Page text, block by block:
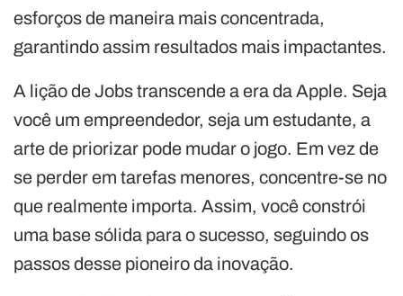
esforços de maneira mais concentrada,
garantindo assim resultados mais impactantes.
A lição de Jobs transcende a era da Apple. Seja
você um empreendedor, seja um estudante, a
arte de priorizar pode mudar o jogo. Em vez de
se perder em tarefas menores, concentre-se no
que realmente importa. Assim, você constrói
uma base sólida para o sucesso, seguindo os
passos desse pioneiro da inovação.